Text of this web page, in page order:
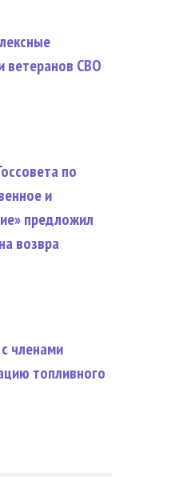
ветеранов СВО
по
и
предложил
возвра
членами
топливного